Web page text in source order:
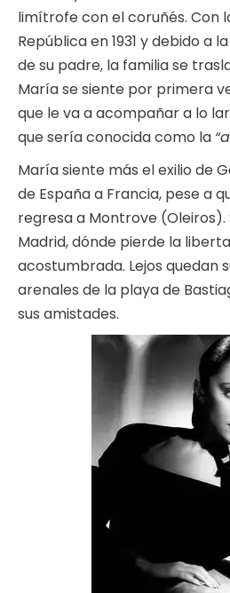
limítrofe con el coruñés. Con
República en 1931 y debido
de su padre, la familia se
María se siente por primera
que le va a acompañar a lo
que sería conocida como la
María siente más el exilio de
de España a Francia, pese a
regresa a Montrove (Oleiros).
Madrid, dónde pierde la
acostumbrada. Lejos quedan
arenales de la playa de
sus amistades.